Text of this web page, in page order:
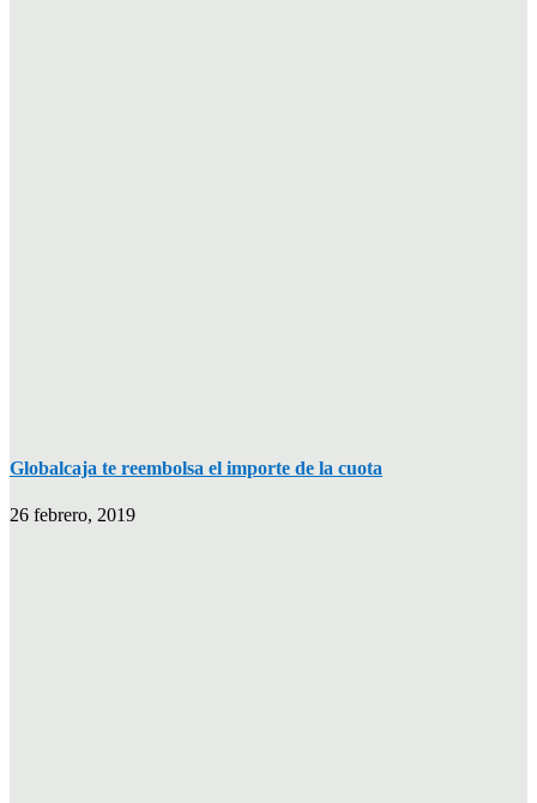
Globalcaja te reembolsa el importe de la cuota
26 febrero, 2019